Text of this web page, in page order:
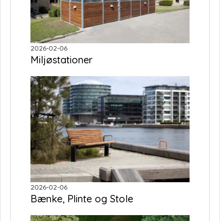
2026-02-06
Miljøstationer
2026-02-06
Bænke, Plinte og Stole